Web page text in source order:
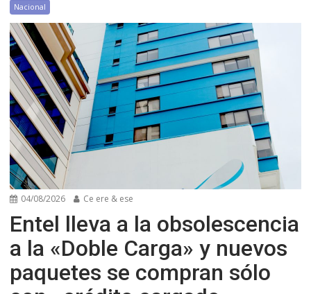
Nacional
04/08/2026 Ce ere & ese
Entel lleva a la obsolescencia
a la «Doble Carga» y nuevos
paquetes se compran sólo